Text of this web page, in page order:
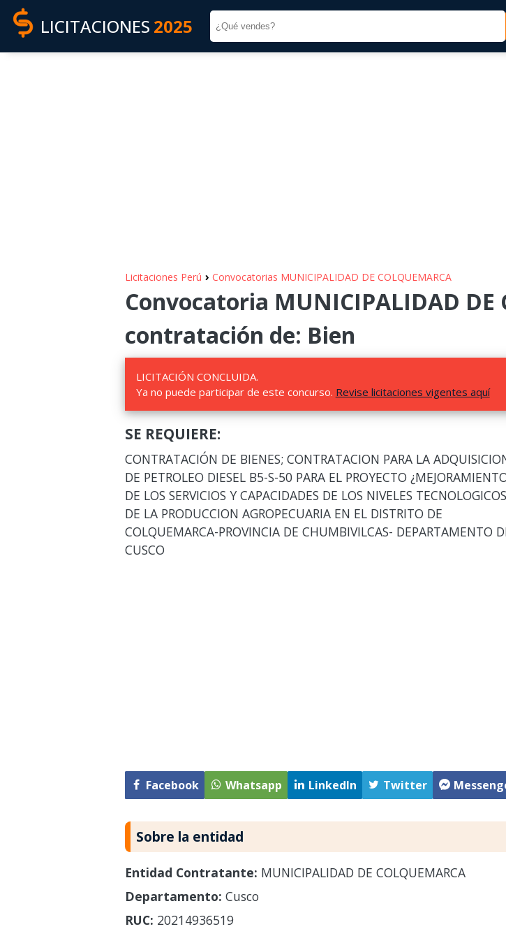
LICITACIONES 2025
Licitaciones Perú › Convocatorias MUNICIPALIDAD DE COLQUEMARCA
Convocatoria MUNICIPALIDAD DE
contratación de: Bien
LICITACIÓN CONCLUIDA.
Ya no puede participar de este concurso. Revise licitaciones vigentes aquí
SE REQUIERE:
CONTRATACIÓN DE BIENES; CONTRATACION PARA LA
DE PETROLEO DIESEL B5-S-50 PARA EL PROYECTO
DE LOS SERVICIOS Y CAPACIDADES DE LOS NIVELES TECNOLOGICOS
DE LA PRODUCCION AGROPECUARIA EN EL DISTRITO DE
COLQUEMARCA-PROVINCIA DE CHUMBIVILCAS- DEPARTAMENTO
CUSCO
Facebook Whatsapp LinkedIn Twitter
Sobre la entidad
Entidad Contratante: MUNICIPALIDAD DE COLQUEMARCA
Departamento: Cusco
RUC: 20214936519